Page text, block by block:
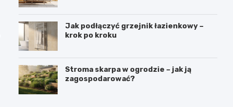
Jak podłączyć grzejnik łazienkowy –
krok po kroku
Stroma skarpa w ogrodzie – jak ją
zagospodarować?